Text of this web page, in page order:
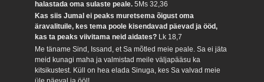
halastada oma sulaste peale.5Ms 32,36
Kas siis Jumal ei peaks muretsema õigust oma
äravalituile, kes tema poole kisendavad päevad ja ööd,
kas ta peaks viivitama neid aidates? Lk 18,7
Me täname Sind, Issand, et Sa mõtled meie peale. Sa ei jäta
meid kunagi maha ja valmistad meile väljapääsu ka
kitsikustest. Küll on hea elada Sinuga, kes Sa valvad meie